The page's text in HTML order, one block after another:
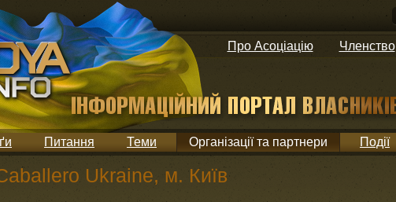
Про Асоціацію Членство
Питання Теми Організації та партнери Події
Ukraine, м. Київ